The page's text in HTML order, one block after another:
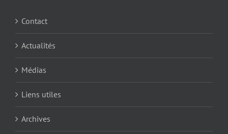
Contact
Actualités
Médias
Liens utiles
Archives